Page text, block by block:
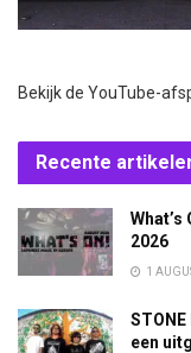
Bekijk de YouTube-
Recente
2026
1
een